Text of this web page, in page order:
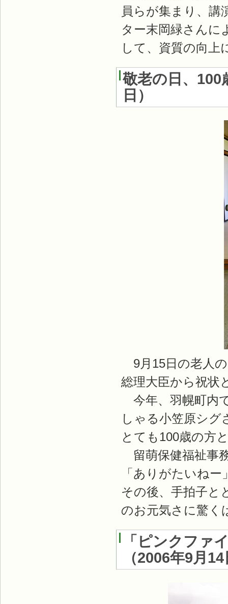
員らが集まり、講
ター末岡緑さんに
して、資質の向上
敬老の日、
日 ）
9月15日の老人
総理大臣から祝状
今年、羽幌町内
しゃる小笠原シ
とても100歳の方
留萌保健福祉事
「ありがたいね
その後、手拍子と
のお元気さに驚く
「ピンクファ
（2006年9月14